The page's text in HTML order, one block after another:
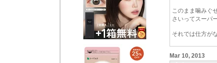
このまま噛みぐ
さいってスーパ
それでは仕方が
Mar 10, 2013